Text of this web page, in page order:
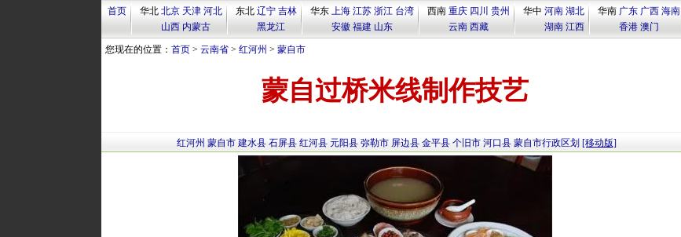
首页 华北 北京 天津 河北
山西 内蒙古
东北 辽宁 吉林
黑龙江
华东 上海 江苏 浙江 台湾
安徽 福建 山东
西南 重庆 四川 贵州
云南 西藏
华中 河南 湖北
湖南 江西
华南 广东 广西 海南
香港 澳门
您现在的位置： 首页> 云南省> 红河州 > 蒙自市
蒙自过桥米线制作技艺
红河州 蒙自市 建水县 石屏县 红河县 元阳县 弥勒市 屏边县 金平县 个旧市 河口县 蒙自市行政区划 [移动版]